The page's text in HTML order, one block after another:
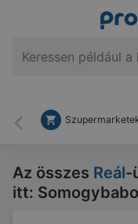
Vissza
Az összes Reál-
itt: